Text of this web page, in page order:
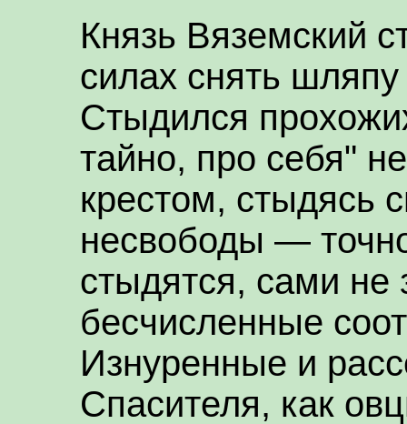
Князь Вяземский
силах снять
Стыдился
тайно, про себя"
крестом, стыдясь
несвободы —
стыдятся, сами не
бесчисленные
Изнуренные и
Спасителя, как